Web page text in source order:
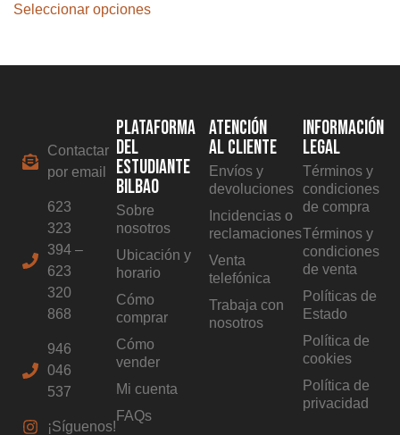
Seleccionar opciones
Contactar
por email
623
323
394 –
623
320
868
946
046
537
¡Síguenos!
PLATAFORMA
DEL
ESTUDIANTE
BILBAO
Sobre
nosotros
Ubicación y
horario
Cómo
comprar
Cómo
vender
Mi cuenta
FAQs
ATENCIÓN
AL CLIENTE
Envíos y
devoluciones
Incidencias o
reclamaciones
Venta
telefónica
Trabaja con
nosotros
INFORMACIÓN
LEGAL
Términos y
condiciones
de compra
Términos y
condiciones
de venta
Políticas de
Estado
Política de
cookies
Política de
privacidad